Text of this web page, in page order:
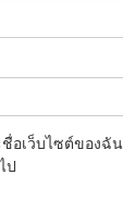
อเว็บไซต์ของฉั
ป